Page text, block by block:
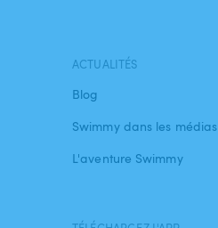
ACTUALITÉS
Blog
Swimmy dans les médias
L'aventure Swimmy